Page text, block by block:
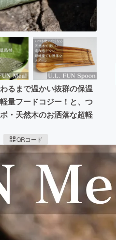
るまで温かい抜群の保温
量フードコジー！と、つ
・天然木のお洒落な超軽
QRコード